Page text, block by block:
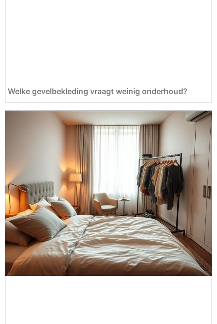
Welke gevelbekleding vraagt weinig onderhoud?